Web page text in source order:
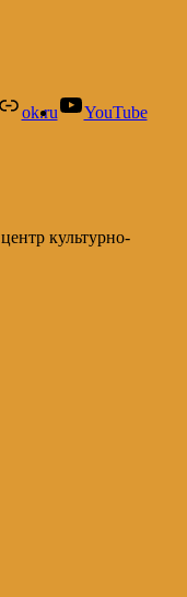
ok.ru YouTube
культурно-